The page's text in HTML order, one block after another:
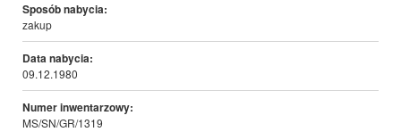
Sposób nabycia:
zakup
Data nabycia:
09.12.1980
Numer inwentarzowy:
MS/SN/GR/1319